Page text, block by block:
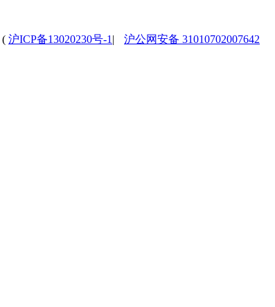
( 沪ICP备13020230号-1 |
沪公网安备 31010702007642